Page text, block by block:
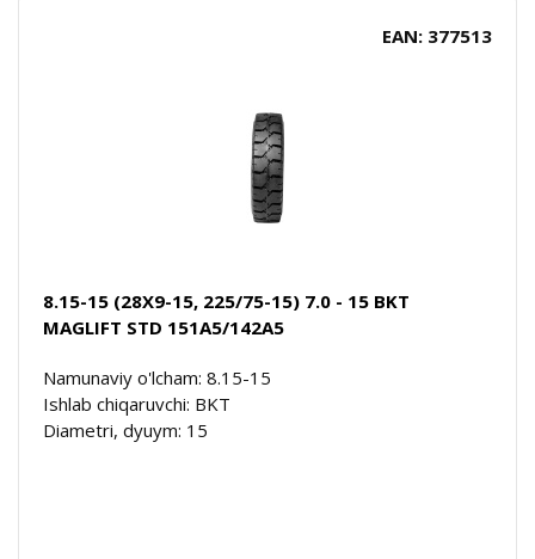
EAN: 377513
8.15-15 (28X9-15, 225/75-15) 7.0 - 15 BKT
MAGLIFT STD 151A5/142A5
Namunaviy o'lcham: 8.15-15
Ishlab chiqaruvchi: BKT
Diametri, dyuym: 15